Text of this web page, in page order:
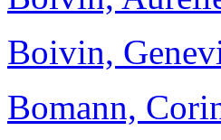
Boivin,
Bomann,